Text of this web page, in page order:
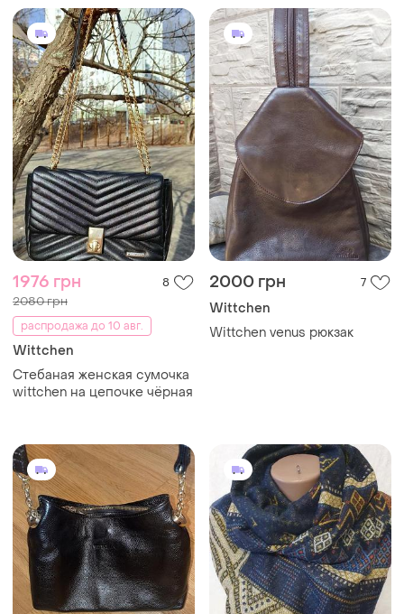
1976 грн 8
2080 грн
распродажа до 10 авг.
Wittchen
Стебаная женская сумочка
wittchen на цепочке чёрная
2000 грн 7
Wittchen
Wittchen venus рюкзак